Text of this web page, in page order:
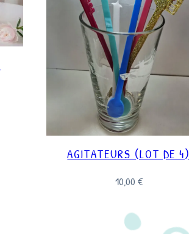
AGITATEURS (LOT DE 4)
10,00 €